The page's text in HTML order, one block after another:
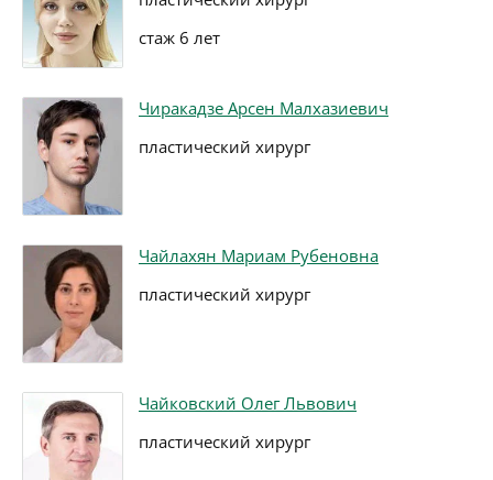
стаж 6 лет
Чиракадзе Арсен Малхазиевич
пластический хирург
Чайлахян Мариам Рубеновна
пластический хирург
Чайковский Олег Львович
пластический хирург